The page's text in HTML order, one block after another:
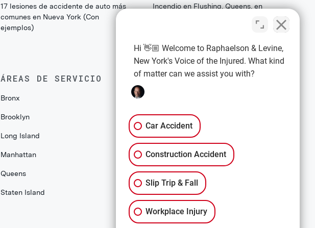
17 lesiones de accidente de auto más
comunes en Nueva York (Con
ejemplos)
Incendio en Flushing, Queens, en
familias y los sobrevivientes deben
ÁREAS DE SERVICIO
Bronx
Brooklyn
Long Island
Manhattan
Queens
Staten Island
EXPLORE
Términos y condiciones
Descargo de responsabilidad
All Services
Hi 👋🏼 Welcome to Raphaelson & Levine,
New York's Voice of the Injured. What kind
of matter can we assist you with?
Car Accident
Construction Accident
Slip Trip & Fall
Workplace Injury